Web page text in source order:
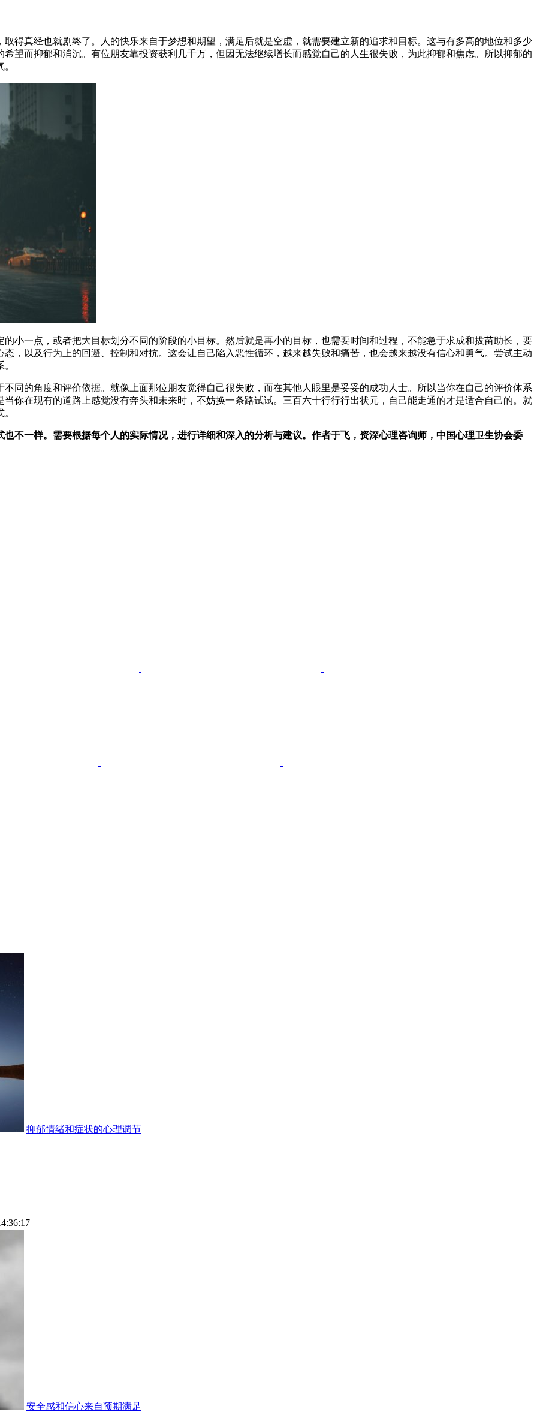
得真经也就剧终了。人的快乐来自于梦想和期望，满足后就是空虚，就需要建立新的追求和目标。这与有多高的地位和多少
望而抑郁和消沉。有位朋友靠投资获利几千万，但因无法继续增长而感觉自己的人生很失败，为此抑郁和焦虑。所以抑郁的
小一点，或者把大目标划分不同的阶段的小目标。然后就是再小的目标，也需要时间和过程，不能急于求成和拔苗助长，要
，以及行为上的回避、控制和对抗。这会让自己陷入恶性循环，越来越失败和痛苦，也会越来越没有信心和勇气。尝试主动
同的角度和评价依据。就像上面那位朋友觉得自己很失败，而在其他人眼里是妥妥的成功人士。所以当你在自己的评价体系
你在现有的道路上感觉没有奔头和未来时，不妨换一条路试试。三百六十行行行出状元，自己能走通的才是适合自己的。就
不一样。需要根据每个人的实际情况，进行详细和深入的分析与建议。作者于飞，资深心理咨询师，中国心理卫生协会委
抑郁情绪和症状的心理调节
安全感和信心来自预期满足